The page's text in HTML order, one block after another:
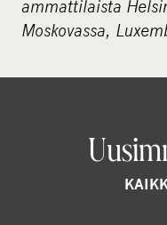
ammattilaista
Moskovassa,